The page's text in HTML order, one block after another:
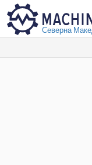
Северна